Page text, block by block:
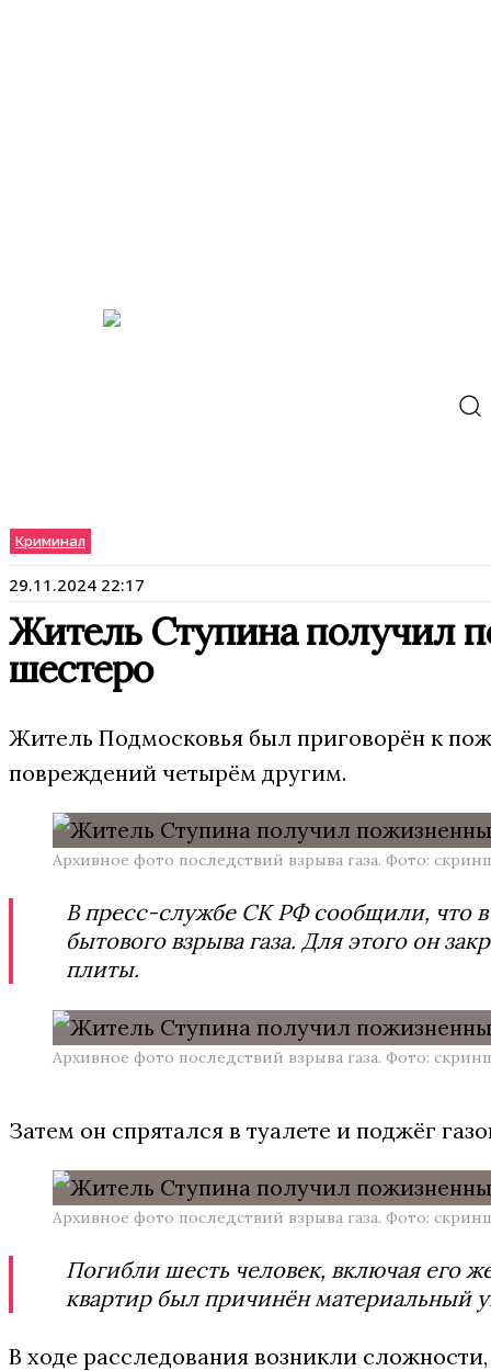
Криминал
29.11.2024 22:17
Житель Ступина получил
шестеро
Житель Подмосковья был приговорён к
повреждений четырём другим.
Архивное фото последствий взрыва газа. Фото:
В пресс-службе СК РФ сообщили, что в
бытового взрыва газа. Для этого он
плиты.
Архивное фото последствий взрыва газа. Фото:
Затем он спрятался в туалете и поджёг
Архивное фото последствий взрыва газа. Фото:
Погибли шесть человек, включая его
квартир был причинён материальный
В ходе расследования возникли